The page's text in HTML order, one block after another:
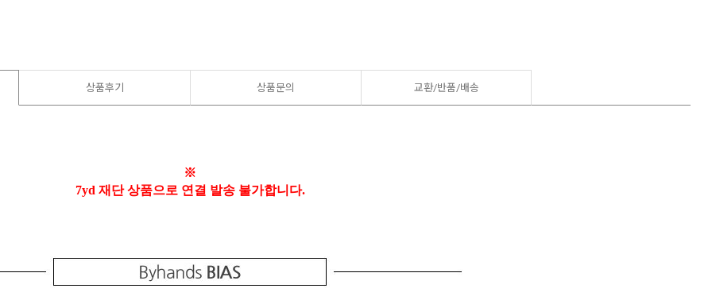
상품후기 상품문의 교환/반품/배송
※
7yd 재단 상품으로 연결 발송 불가합니다.